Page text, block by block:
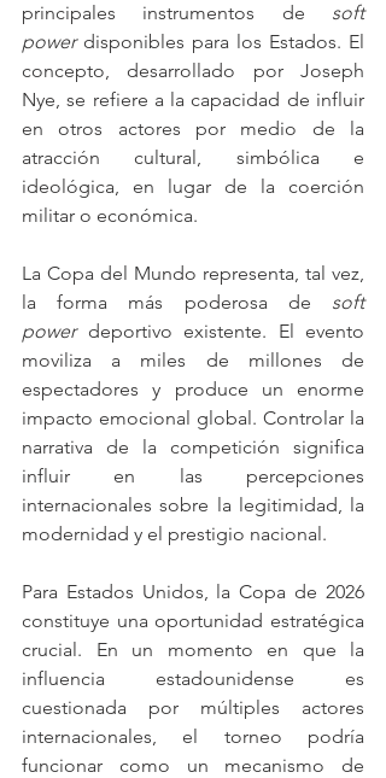
principales instrumentos de soft
power disponibles para los Estados. El
concepto, desarrollado por Joseph
Nye, se refiere a la capacidad de influir
en otros actores por medio de la
atracción cultural, simbólica e
ideológica, en lugar de la coerción
militar o económica.
La Copa del Mundo representa, tal vez,
la forma más poderosa de soft
power deportivo existente. El evento
moviliza a miles de millones de
espectadores y produce un enorme
impacto emocional global. Controlar la
narrativa de la competición significa
influir en las percepciones
internacionales sobre la legitimidad, la
modernidad y el prestigio nacional.
Para Estados Unidos, la Copa de 2026
constituye una oportunidad estratégica
crucial. En un momento en que la
influencia estadounidense es
cuestionada por múltiples actores
internacionales, el torneo podría
funcionar como un mecanismo de